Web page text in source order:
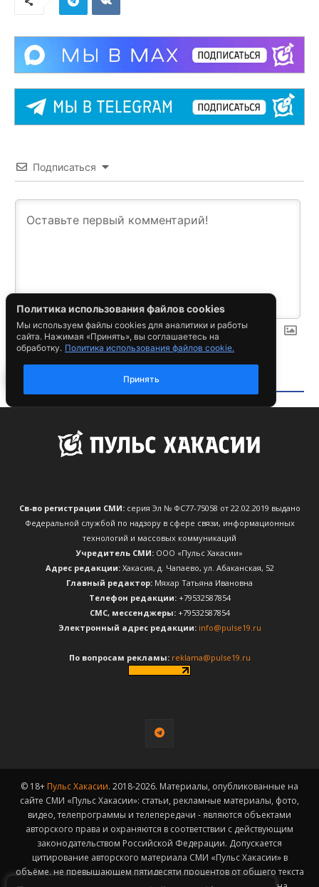
Св-во регистрации СМИ:серия Эл № ФС77-75058 от 22.02.2019 выдано
Федеральной службой по надзору в сфере связи, информационных
технологий и массовых коммуникаций
Учредитель СМИ: ООО «Пульс Хакасии»
Адрес редакции:Хакасия, д. Чапаево, ул. Абаканская, 52
Главный редактор: Мяхар Татьяна Ивановна
Телефон редакции:+79532587854
CМС, мессенджеры:+79532587854
Электронный адрес редакции: info@pulse19.ru
По вопросам рекламы: reklama@pulse19.ru
© 18+ Пульс Хакасии. 2018-2026. Материалы, опубликованные на
сайте СМИ «Пульс Хакасии»: статьи, рекламные материалы, фото,
видео, телепрограммы и телепередачи - являются объектами
авторского права и охраняются в соответствии с действующим
законодательством Российской Федерации. Допускается
цитирование авторского материала СМИ «Пульс Хакасии» в
объёме, не превышающем пятидесяти процентов от общего текста